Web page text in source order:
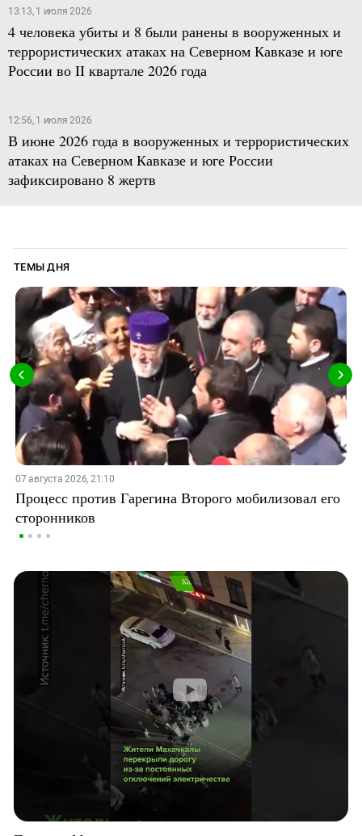
13:13, 1 июля 2026
4 человека убиты и 8 были ранены в вооруженных и
террористических атаках на Северном Кавказе и юге
России во II квартале 2026 года
12:56, 1 июля 2026
В июне 2026 года в вооруженных и террористических
атаках на Северном Кавказе и юге России
зафиксировано 8 жертв
ТЕМЫ ДНЯ
07 августа 2026, 21:10
Процесс против Гарегина Второго мобилизовал его
сторонников